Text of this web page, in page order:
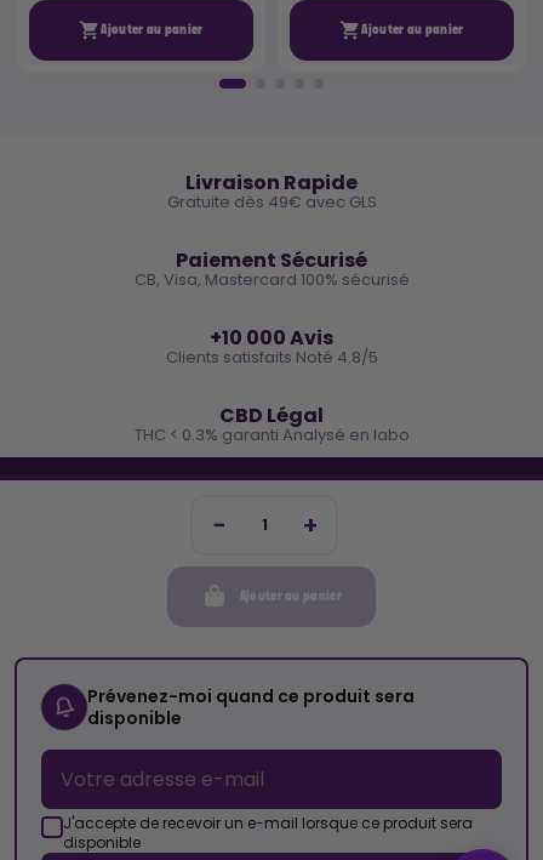
Ajouter au panier
Prévenez-moi quand ce produit sera
disponible
J'accepte de recevoir un e-mail lorsque ce produit sera
disponible
Ajouter au panier Ajouter au panier
Livraison Rapide
Gratuite dès 49€ avec GLS
Paiement Sécurisé
CB, Visa, Mastercard 100% sécurisé
+10 000 Avis
Clients satisfaits Noté 4.8/5
CBD Légal
THC < 0.3% garanti Analysé en labo
Inscris-toi et reçois -10€ sur ta prochaine commande
Cocorikush
Top Catégories
Nous Suivre